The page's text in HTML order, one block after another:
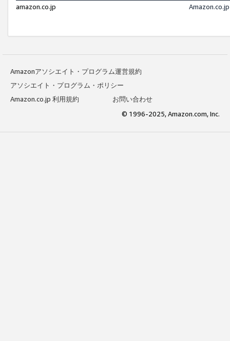
amazon.co.jp
Amazonアソシエイト・プログラム運営規約
アソシエイト・プログラム・ポリシー
Amazon.co.jp 利用規約
お問い合わせ
© 1996-2025, Amazon.com, Inc.